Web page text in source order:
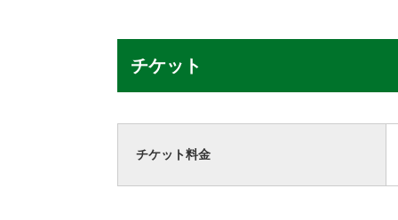
チケット
チケット料金